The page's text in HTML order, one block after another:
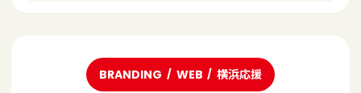
BRANDING WEB 横浜応援